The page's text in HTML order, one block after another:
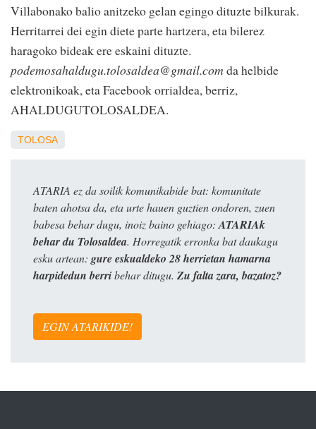
Villabonako balio anitzeko gelan egingo dituzte bilkurak.
Herritarrei dei egin diete parte hartzera, eta bilerez
haragoko bideak ere eskaini dituzte.
podemosahaldugu.tolosaldea@gmail.com da helbide
elektronikoak, eta Facebook orrialdea, berriz,
AHALDUGUTOLOSALDEA.
TOLOSA
ATARIA ez da soilik komunikabide bat: komunitate
baten ahotsa da, eta urte hauen guztien ondoren, zuen
babesa behar dugu, inoiz baino gehiago:ATARIAk
behar du Tolosaldea. Horregatik erronka bat daukagu
esku artean: gure eskualdeko 28 herrietan hamarna
harpidedun berribehar ditugu. Zu falta zara, bazatoz?
EGIN ATARIKIDE!